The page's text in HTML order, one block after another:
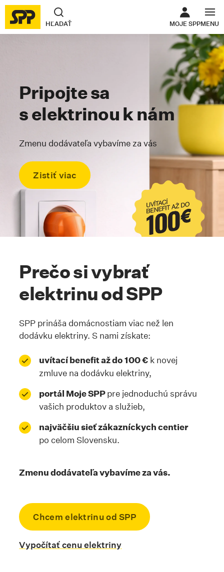
HĽADAŤ MOJE SPP
ODKAZ SA
MENU
Pripojte sa
s elektrinou k nám
Zmenu dodávateľa vybavíme za vás
Zistiť viac Skrolovať na kotvu
Kotva #precosivybrat
Prečo si vybrať
elektrinu od SPP
SPP prináša domácnostiam viac než len
dodávku elektriny. S nami získate:
uvítací benefit až do 100 € k novej
zmluve na dodávku elektriny,
portál Moje SPPpre jednoduchú správu
vašich produktov a služieb,
najväčšiu sieť zákazníckych centier
po celom Slovensku.
Zmenu dodávateľa vybavíme za vás.
Chcem elektrinu od SPP Skrolovať na kotvu
Vypočítať cenu elektriny